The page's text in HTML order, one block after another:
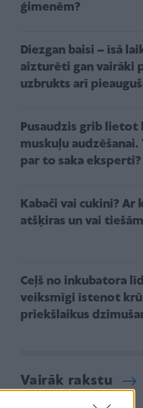
ģimenēm?
Diezgan baisi – īsā
aizturēti gan vairāki
uzbrukts arī
Pusaudzis grib lietot
muskuļu audzēšanai.
par to saka eksperti?
Kabači vai cukini? Ar
atšķiras un vai
Ceļš no inkubatora
veiksmīgi īstenot
priekšlaikus
Vairāk rakstu